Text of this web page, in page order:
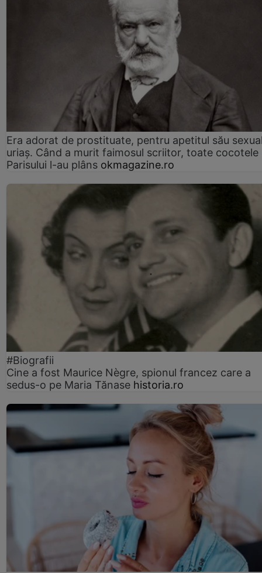
Era adorat de prostituate, pentru apetitul său
uriaș. Când a murit faimosul scriitor, toate cocotele
Parisului l-au plâns okmagazine.ro
#Biografii
Cine a fost Maurice Nègre, spionul francez care a
sedus-o pe Maria Tănase historia.ro